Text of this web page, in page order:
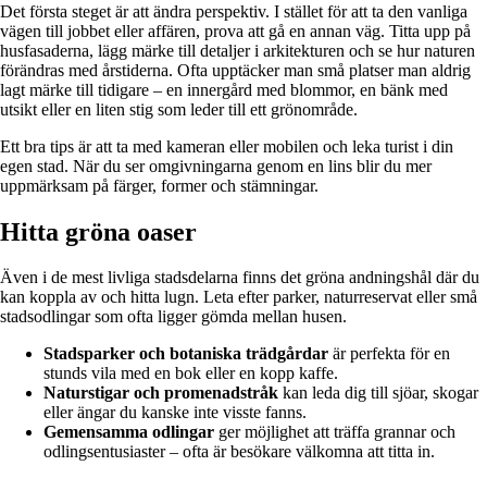
Det första steget är att ändra perspektiv. I stället för att ta den vanliga
vägen till jobbet eller affären, prova att gå en annan väg. Titta upp på
husfasaderna, lägg märke till detaljer i arkitekturen och se hur naturen
förändras med årstiderna. Ofta upptäcker man små platser man aldrig
lagt märke till tidigare – en innergård med blommor, en bänk med
utsikt eller en liten stig som leder till ett grönområde.
Ett bra tips är att ta med kameran eller mobilen och leka turist i din
egen stad. När du ser omgivningarna genom en lins blir du mer
uppmärksam på färger, former och stämningar.
Hitta gröna oaser
Även i de mest livliga stadsdelarna finns det gröna andningshål där du
kan koppla av och hitta lugn. Leta efter parker, naturreservat eller små
stadsodlingar som ofta ligger gömda mellan husen.
Stadsparker och botaniska trädgårdar är perfekta för en
stunds vila med en bok eller en kopp kaffe.
Naturstigar och promenadstråk kan leda dig till sjöar, skogar
eller ängar du kanske inte visste fanns.
Gemensamma odlingar ger möjlighet att träffa grannar och
odlingsentusiaster – ofta är besökare välkomna att titta in.